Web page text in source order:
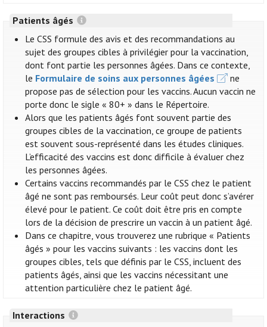
Patients âgés
Le CSS formule des avis et des recommandations au
sujet des groupes cibles à privilégier pour la vaccination,
dont font partie les personnes âgées. Dans ce contexte,
le Formulaire de soins aux personnes âgées
ne
propose pas de sélection pour les vaccins. Aucun vaccin ne
porte donc le sigle « 80+ » dans le Répertoire.
Alors que les patients âgés font souvent partie des
groupes cibles de la vaccination, ce groupe de patients
est souvent sous-représenté dans les études cliniques.
L’efficacité des vaccins est donc difficile à évaluer chez
les personnes âgées.
Certains vaccins recommandés par le CSS chez le patient
âgé ne sont pas remboursés. Leur coût peut donc s’avérer
élevé pour le patient. Ce coût doit être pris en compte
lors de la décision de prescrire un vaccin à un patient âgé.
Dans ce chapitre, vous trouverez une rubrique « Patients
âgés » pour les vaccins suivants : les vaccins dont les
groupes cibles, tels que définis par le CSS, incluent des
patients âgés, ainsi que les vaccins nécessitant une
attention particulière chez le patient âgé.
Interactions